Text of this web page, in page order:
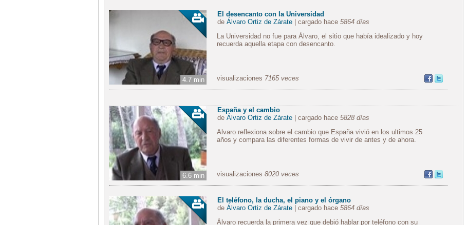
4.7 min
El desencanto con la Universidad
de Álvaro Ortiz de Zárate| cargado hace 5864 días
La Universidad no fue para Àlvaro, el sitio que había idealizado y hoy
recuerda aquella etapa con desencanto.
visualizaciones 7165 veces
6.6 min
España y el cambio
de Álvaro Ortiz de Zárate| cargado hace 5828 días
Alvaro reflexiona sobre el cambio que España vivió en los ultimos 25
años y compara las diferentes formas de vivir de antes y de ahora.
visualizaciones 8020 veces
El teléfono, la ducha, el piano y el órgano
de Álvaro Ortiz de Zárate| cargado hace 5864 días
Álvaro recuerda la primera vez que debió hablar por teléfono con su